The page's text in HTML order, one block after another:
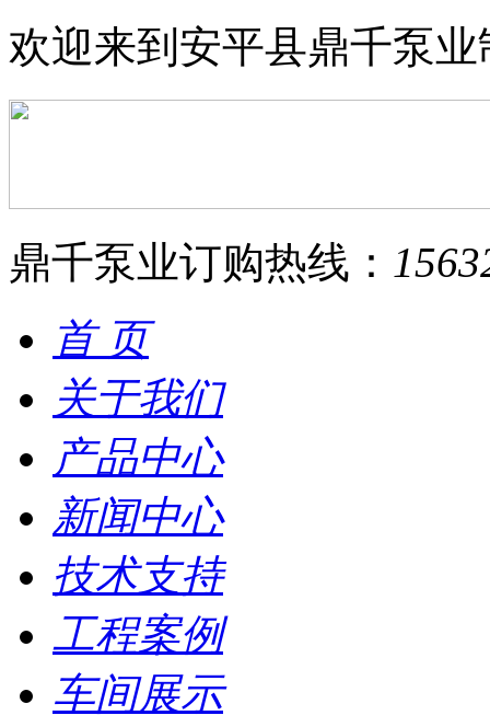
欢迎来到安平县鼎千泵
鼎千泵业订购热线：
首 页
关于我们
产品中心
新闻中心
技术支持
工程案例
车间展示